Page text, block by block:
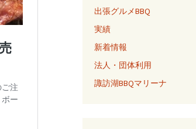
出張グルメBBQ
実績
新着情報
法人・団体利用
諏訪湖BBQマリーナ